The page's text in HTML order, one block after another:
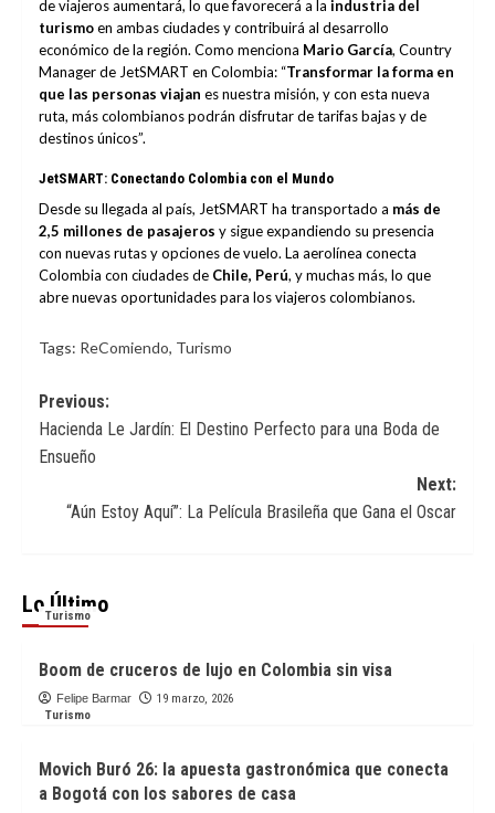
de viajeros aumentará, lo que favorecerá a la industria del
turismoen ambas ciudades y contribuirá al desarrollo
económico de la región. Como menciona Mario García, Country
Manager de JetSMART en Colombia: “Transformar la forma en
que las personas viajan es nuestra misión, y con esta nueva
ruta, más colombianos podrán disfrutar de tarifas bajas y de
destinos únicos”.
JetSMART: Conectando Colombia con el Mundo
Desde su llegada al país, JetSMART ha transportado a más de
2,5 millones de pasajeros y sigue expandiendo su presencia
con nuevas rutas y opciones de vuelo. La aerolínea conecta
Colombia con ciudades de Chile, Perú, y muchas más, lo que
abre nuevas oportunidades para los viajeros colombianos.
Tags: ReComiendo, Turismo
Post
navigation
Previous:
Hacienda Le Jardín: El Destino Perfecto para una Boda de
Ensueño
Next:
“Aún Estoy Aquí”: La Película Brasileña que Gana el Oscar
Lo Último
Turismo
Boom de cruceros de lujo en Colombia sin visa
Felipe Barmar
19 marzo, 2026
Turismo
Movich Buró 26: la apuesta gastronómica que conecta
a Bogotá con los sabores de casa